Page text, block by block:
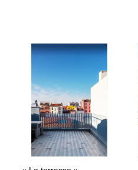
Plage
à
145€